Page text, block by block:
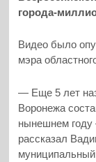
города-
Видео было
мэра
— Еще 5 лет
Воронежа
нынешнем
рассказал